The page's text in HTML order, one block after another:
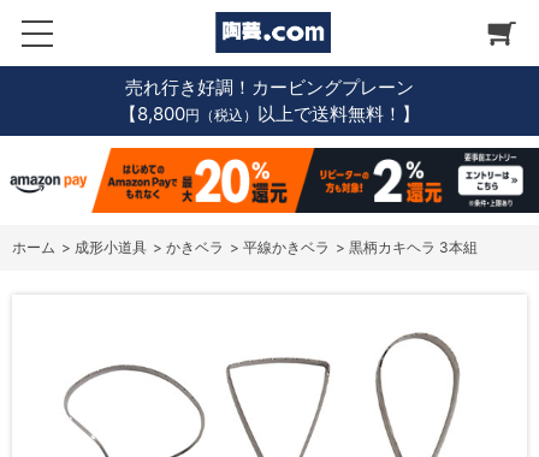
売れ行き好調！カービングプレーン
【8,800円（税込） 以上で送料無料！】
ホーム > 成形小道具 > かきベラ > 平線かきベラ > 黒柄カキヘラ 3本組